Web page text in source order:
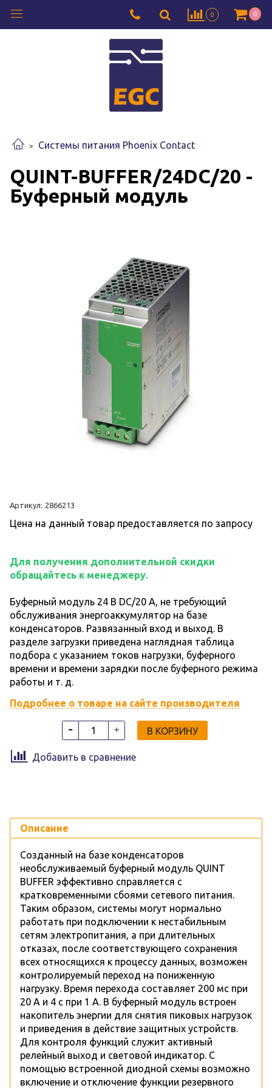
0 0
Системы питания Phoenix Contact
QUINT-BUFFER/24DC/20 -
Буферный модуль
Артикул: 2866213
Цена на данный товар предоставляется по запросу
Для получения дополнительной скидки
обращайтесь к менеджеру.
Буферный модуль 24 В DC/20 A, не требующий
обслуживания энергоаккумулятор на базе
конденсаторов. Развязанный вход и выход. В
разделе загрузки приведена наглядная таблица
подбора с указанием токов нагрузки, буферного
времени и времени зарядки после буферного режима
работы и т. д.
Подробнее о товаре на сайте производителя
В КОРЗИНУ
Добавить в сравнение
Описание
Созданный на базе конденсаторов
необслуживаемый буферный модуль QUINT
BUFFER эффективно справляется с
кратковременными сбоями сетевого питания.
Таким образом, системы могут нормально
работать при подключении к нестабильным
сетям электропитания, а при длительных
отказах, после соответствующего сохранения
всех относящихся к процессу данных, возможен
контролируемый переход на пониженную
нагрузку. Время перехода составляет 200 мс при
20 А и 4 с при 1 А. В буферный модуль встроен
накопитель энергии для снятия пиковых нагрузок
и приведения в действие защитных устройств.
Для контроля функций служит активный
релейный выход и световой индикатор. С
помощью встроенной диодной схемы возможно
включение и отключение функции резервного